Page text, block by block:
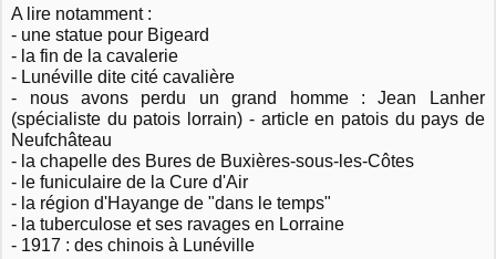
A lire notamment :
- une statue pour Bigeard
- la fin de la cavalerie
- Lunéville dite cité cavalière
- nous avons perdu un grand homme : Jean Lanher
(spécialiste du patois lorrain) - article en patois du pays de
Neufchâteau
- la chapelle des Bures de Buxières-sous-les-Côtes
- le funiculaire de la Cure d'Air
- la région d'Hayange de "dans le temps"
- la tuberculose et ses ravages en Lorraine
- 1917 : des chinois à Lunéville